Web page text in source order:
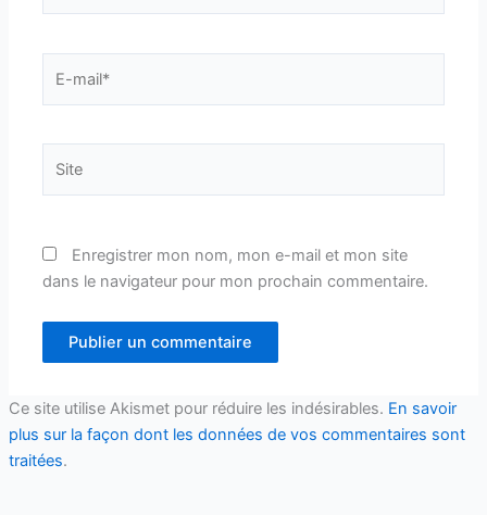
mail*
Enregistrer mon nom, mon e-mail et mon site
dans le navigateur pour mon prochain commentaire.
Ce site utilise Akismet pour réduire les indésirables. En savoir
plus sur la façon dont les données de vos commentaires sont
traitées.